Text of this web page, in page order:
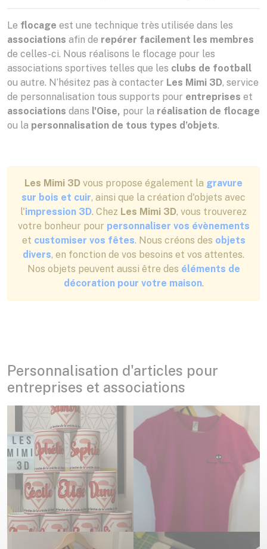
Le flocage est une technique très utilisée dans les
associations afin de repérer facilement les membres
de celles-ci. Nous réalisons le flocage pour les
associations sportives telles que les clubs de football
ou autre. N’hésitez pas à contacter Les Mimi 3D, service
de personnalisation tous supports pour entreprises et
associations dans l'Oise, pour la réalisation de flocage
ou la personnalisation de tous types d’objets.
Les Mimi 3D vous propose également la gravure
sur bois et cuir, ainsi que la création d'objets avec
l'impression 3D. Chez Les Mimi 3D, vous trouverez
votre bonheur pour personnaliser vos évènements
et customiser vos fêtes. Nous créons des objets
divers, en fonction de vos besoins et vos attentes.
Nos objets peuvent aussi être des éléments de
décoration pour votre maison.
Personnalisation d'articles pour
entreprises et associations